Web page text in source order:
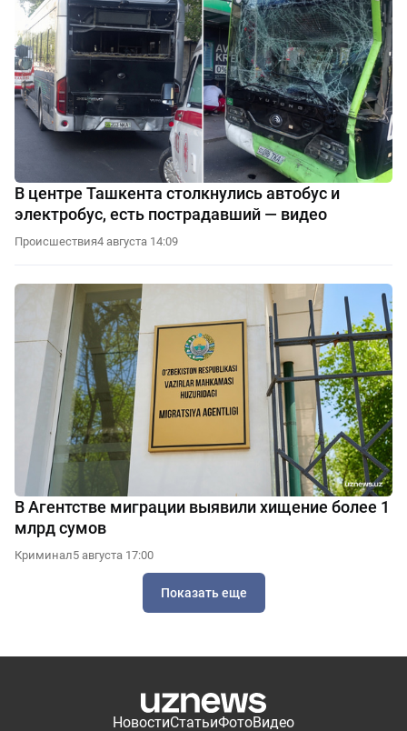
В центре Ташкента столкнулись автобус и
электробус, есть пострадавший — видео
Происшествия4 августа 14:09
В Агентстве миграции выявили хищение более 1
млрд сумов
Криминал5 августа 17:00
Показать еще
НовостиСтатьиФотоВидео